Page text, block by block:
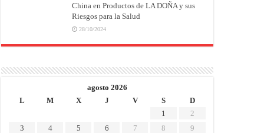
China en Productos de LA DOÑA y sus
Riesgos para la Salud
28/10/2024
agosto 2026
L
M X J V S
D
1
2
3
4 5 6 7 8
9